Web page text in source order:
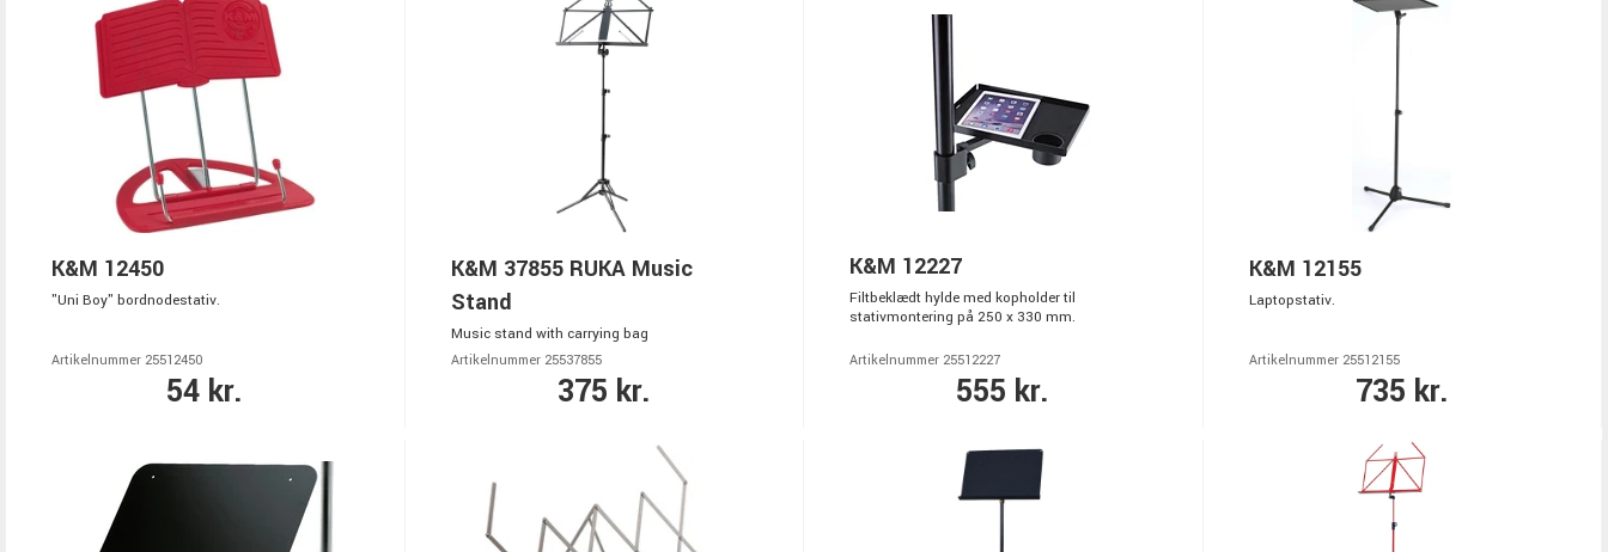
K&M 12450
"Uni Boy" bordnodestativ.
Artikelnummer 25512450
54 kr.
K&M 37855 RUKA Music
Stand
Music stand with carrying bag
Artikelnummer 25537855
375 kr.
K&M 12227
Filtbeklædt hylde med kopholder til
stativmontering på 250 x 330 mm.
Artikelnummer 25512227
555 kr.
K&M 12155
Laptopstativ.
Artikelnummer 25512155
735 kr.